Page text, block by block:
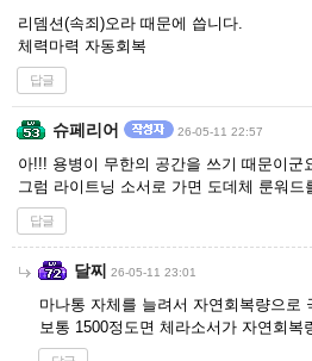
리뎀션(속죄)오라 때문에 씁니다.
체력마력 자동회복
답글
슈페리어 26-05-11 22:57
아!!! 용병이 무한의 공간을 쓰기 때문이군
그럼 라이트닝 소서로 가면 도데체 룬워
답글
달찌 26-05-11 23:01
마나통 자체를 늘려서 자연회복량으로
보통 1500정도면 체라소서가 자연회복